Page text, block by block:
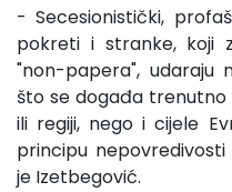
- Secesionistički,
pokreti i stranke, koji
"non-papera", udaraju
što se događa trenutno
ili regiji, nego i cijele
principu
je Izetbegović.